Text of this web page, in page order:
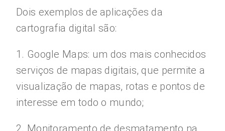
Dois exemplos de aplicações da
cartografia digital são:
1. Google Maps: um dos mais conhecidos
serviços de mapas digitais, que permite a
visualização de mapas, rotas e pontos de
interesse em todo o mundo;
2. Monitoramento de desmatamento na